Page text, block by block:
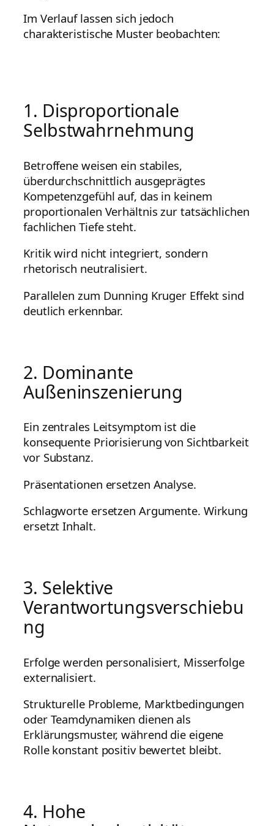
Im Verlauf lassen sich jedoch
charakteristische Muster beobachten:
1. Disproportionale
Selbstwahrnehmung
Betroffene weisen ein stabiles,
überdurchschnittlich ausgeprägtes
Kompetenzgefühl auf, das in keinem
proportionalen Verhältnis zur tatsächlichen
fachlichen Tiefe steht.
Kritik wird nicht integriert, sondern
rhetorisch neutralisiert.
Parallelen zum Dunning Kruger Effekt sind
deutlich erkennbar.
2. Dominante
Außeninszenierung
Ein zentrales Leitsymptom ist die
konsequente Priorisierung von Sichtbarkeit
vor Substanz.
Präsentationen ersetzen Analyse.
Schlagworte ersetzen Argumente. Wirkung
ersetzt Inhalt.
3. Selektive
Verantwortungsverschiebu
ng
Erfolge werden personalisiert, Misserfolge
externalisiert.
Strukturelle Probleme, Marktbedingungen
oder Teamdynamiken dienen als
Erklärungsmuster, während die eigene
Rolle konstant positiv bewertet bleibt.
4. Hohe